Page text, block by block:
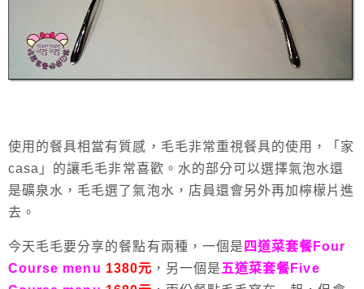
使用的餐具相當有質感，毛毛非常重視餐具的使用，「家
casa」的讓毛毛非常喜歡。水的部分可以選擇氣泡水還
是礦泉水，毛毛選了氣泡水，店員還會另外再加檸檬片進
去。
今天毛毛要分享的餐點有兩種，一個是 四道菜套餐Four
Course menu 1380元 ，另一個是 五道菜套餐Five